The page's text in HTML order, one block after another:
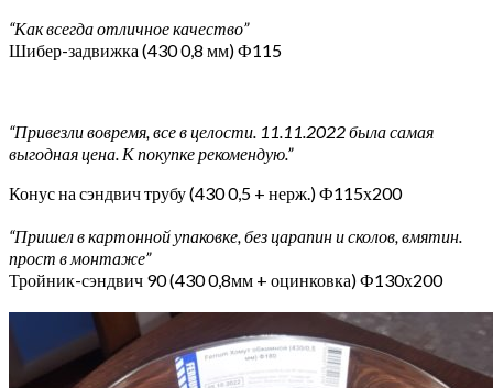
“Как всегда отличное качество”
Шибер-задвижка (430 0,8 мм) Ф115
“Привезли вовремя, все в целости. 11.11.2022 была самая
выгодная цена. К покупке рекомендую.”
Конус на сэндвич трубу (430 0,5 + нерж.) Ф115х200
“Пришел в картонной упаковке, без царапин и сколов, вмятин.
прост в монтаже”
Тройник-сэндвич 90 (430 0,8мм + оцинковка) Ф130х200